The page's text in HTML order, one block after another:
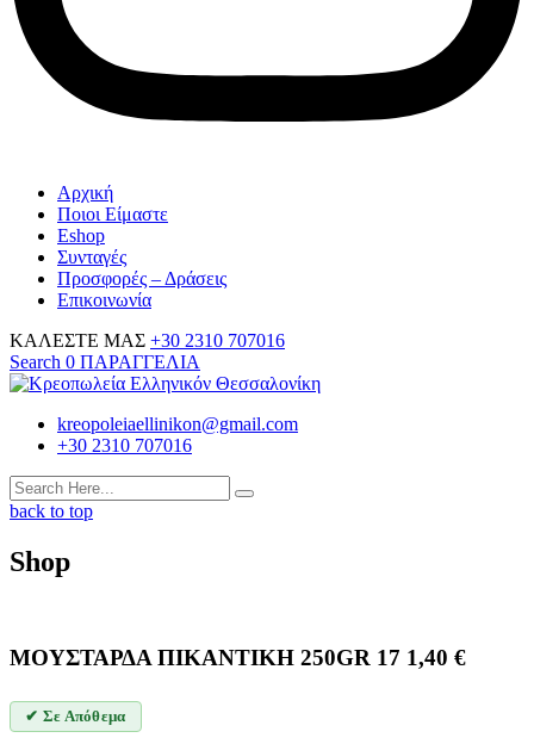
Αρχική
Ποιοι Είμαστε
Eshop
Συνταγές
Προσφορές – Δράσεις
Επικοινωνία
ΚΑΛΕΣΤΕ ΜΑΣ +30 2310 707016
Search 0 ΠΑΡΑΓΓΕΛΙΑ
kreopoleiaellinikon@gmail.com
+30 2310 707016
back to top
Shop
ΜΟΥΣΤΑΡΔΑ ΠΙΚΑΝΤΙΚΗ 250GR 17 1,40 €
✔ Σε Απόθεμα